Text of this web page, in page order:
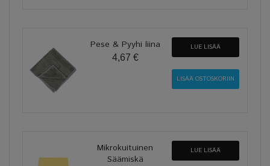
Pese & Pyyhi liina
4,67 €
LUE LISÄÄ
Mikrokuituinen
Säämiskä
LUE LISÄÄ